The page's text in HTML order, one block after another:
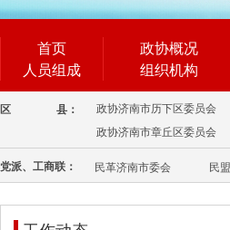
首页
人员组成
政协概况
组织机构
区 县： 政协济南市历下区委员会
政协济南市章丘区委员会
党派、工商联： 民革济南市委会 民